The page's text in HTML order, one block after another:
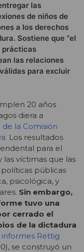
las
de niños de
a los derechos
Sostiene que “el
prácticas
las relaciones
para excluir
20 años
diera a
la Comisión
Los resultados
para el
víctimas que las
públicas
psicológica, y
Sin embargo,
tuvo una
cerrado el
de la dictadura
informes Rettig
se construyó un